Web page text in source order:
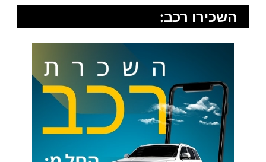
השכירו רכב: